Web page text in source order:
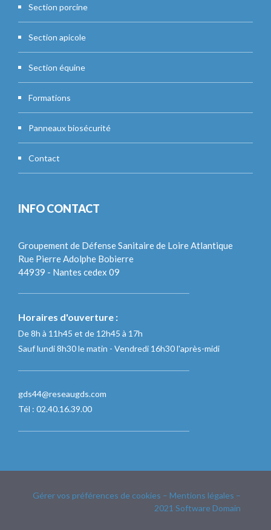
Section porcine
Section apicole
Section équine
Formations
Panneaux biosécurité
Contact
INFO CONTACT
Groupement de Défense Sanitaire de Loire Atlantique
Rue Pierre Adolphe Bobierre
44939 - Nantes cedex 09
Horaires d'ouverture :
De 8h à 11h45 et de 12h45 à 17h
Sauf lundi 8h30 le matin - Vendredi 16h30 l'après-midi
gds44@reseaugds.com
Tél : 02.40.16.39.00
Gérer vos préférences de cookies – Mentions légales –
2021 Software Domain